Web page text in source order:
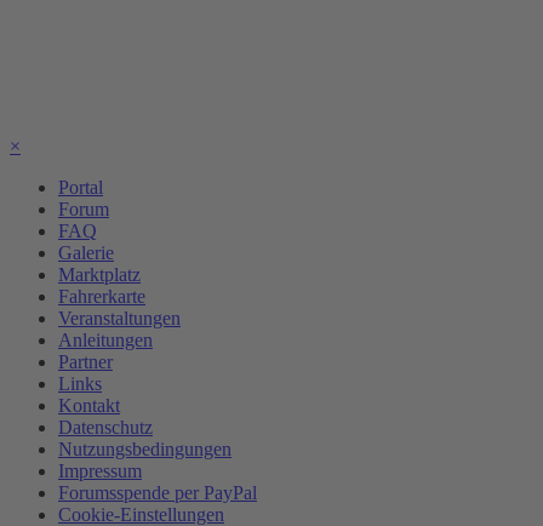
×
Portal
Forum
FAQ
Galerie
Marktplatz
Fahrerkarte
Veranstaltungen
Anleitungen
Partner
Links
Kontakt
Datenschutz
Nutzungsbedingungen
Impressum
Forumsspende per PayPal
Cookie-Einstellungen